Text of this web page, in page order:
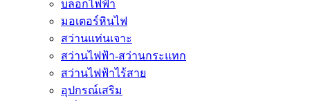
บล็อกไฟฟ้า
มอเตอร์หินไฟ
สว่านแท่นเจาะ
สว่านไฟฟ้า-สว่านกระแทก
สว่านไฟฟ้าไร้สาย
อุปกรณ์เสริม